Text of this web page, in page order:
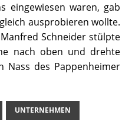
eingewiesen waren, gab
ausprobieren wollte.
Schneider stülpte
nach oben und drehte
Nass des Pappenheimer
UNTERNEHMEN